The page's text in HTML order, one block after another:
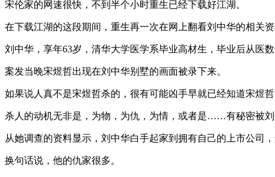
宋伦家的网速很快，不到半个小时重生已经下载好江湖。
在下载江湖的这段期间，重生再一次在网上翻看刘中华的相关资
刘中华，享年63岁，清华大学医学系毕业高材生，毕业后从医
案发当晚宋煜哲出现在刘中华别墅的画面被录下来。
如果说人真不是宋煜哲杀的，很有可能凶手早就已经知道宋煜
杀人的动机无非是，为物，为仇，为情，或者是……有秘密被刘
从她调查的资料显示，刘中华白手起家到拥有自己的上市公司
换句话说，他的仇家很多。